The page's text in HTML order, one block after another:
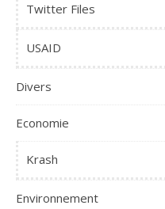
Twitter Files
USAID
Divers
Economie
Krash
Environnement